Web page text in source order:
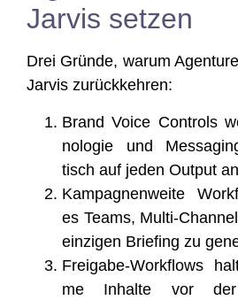
Jarvis setzen
Drei Grün­de, war­um
Jar­vis zurückkehren:
Brand Voice Con­trols
no­lo­gie und
tisch auf jeden Out­put an
Kam­pa­gnen­wei­te
es Teams, Mul­ti-
ein­zi­gen Brie­fing zu
Frei­ga­be-Work­flows
me Inhal­te vor der